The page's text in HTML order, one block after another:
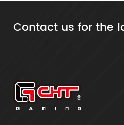
Contact us for the